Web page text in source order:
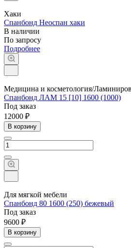
Хаки
Спанбонд Неоспан хаки
В наличии
По запросу
Подробнее
Медицина и косметология/
Спанбонд ЛАМ 15 [10] 1600 (1000)
Под заказ
12000 ₽
В корзину
Для мягкой мебели
Спанбонд 80 1600 (250) бежевый
Под заказ
9600 ₽
В корзину